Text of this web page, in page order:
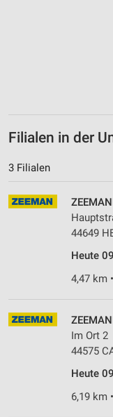
Filialen in der
3 Filialen
44649
Heute
4,47 km
Im Ort 2
44575
Heute
6,19 km
Analyse von
Quellen
Entwicklung und
Verwendung
IAB-Besonderheiten:
Verwendung
Informationen
Performance